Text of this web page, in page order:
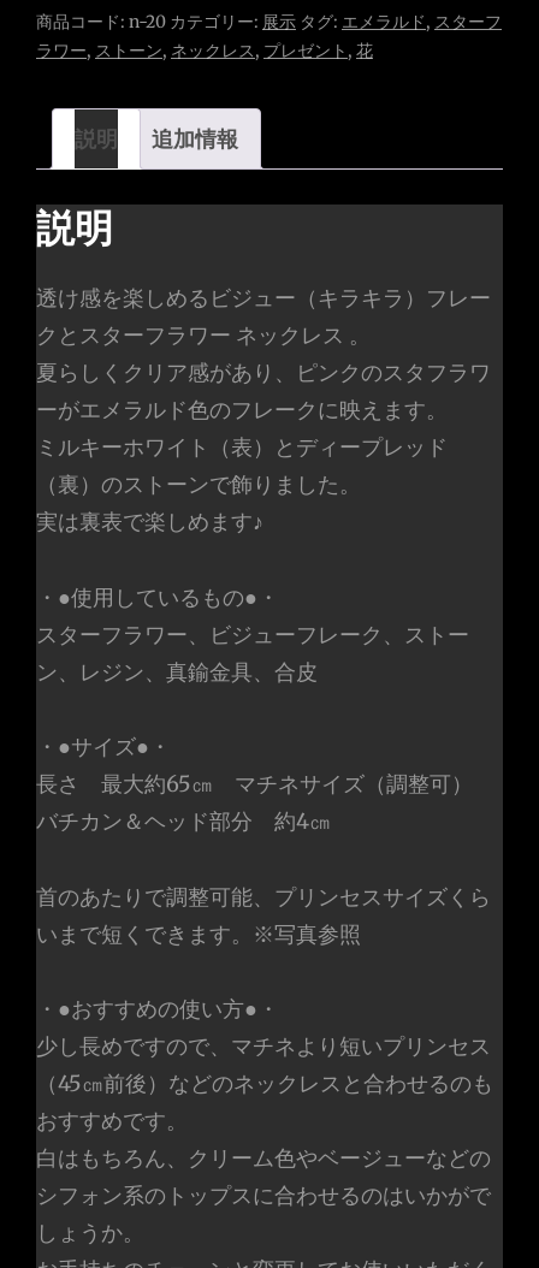
ス
タ
ラ
ワ
ー
エ
メ
ラ
ル
ド
ビ
ジ
ー
の
透
感
た
っ
り
ネ
レ
商品コード: n-20 カテゴリー: 展示 タグ: エメラルド, スターフ
ラワー, ストーン, ネックレス, プレゼント , 花
説明 追加情報
説明
透け感を楽しめるビジュー（キラキラ）フレー
クとスターフラワー ネックレス 。
夏らしくクリア感があり、ピンクのスタフラワ
ーがエメラルド色のフレークに映えます。
ミルキーホワイト（表）とディープレッド
（裏）のストーンで飾りました。
実は裏表で楽しめます♪
・●使用しているもの●・
スターフラワー、ビジューフレーク、ストー
ン、レジン、真鍮金具、合皮
・●サイズ●・
長さ 最大約65㎝ マチネサイズ（調整可）
バチカン＆ヘッド部分 約4㎝
首のあたりで調整可能、プリンセスサイズくら
いまで短くできます。※写真参照
・●おすすめの使い方●・
少し長めですので、マチネより短いプリンセス
（45㎝前後）などのネックレスと合わせるのも
おすすめです。
白はもちろん、クリーム色やベージューなどの
シフォン系のトップスに合わせるのはいかがで
しょうか。